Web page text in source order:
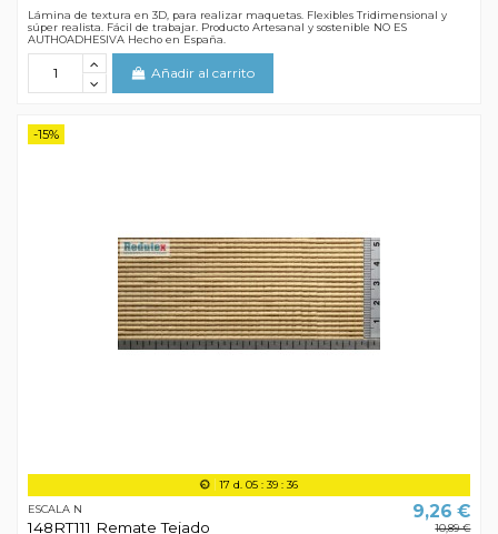
Lámina de textura en 3D, para realizar maquetas. Flexibles Tridimensional y
súper realista. Fácil de trabajar. Producto Artesanal y sostenible NO ES
AUTHOADHESIVA Hecho en España.
Añadir al carrito
-15%
17 d. 05 :39 :35
ESCALA N
148RT111 Remate Tejado
9,26 €
10,89 €